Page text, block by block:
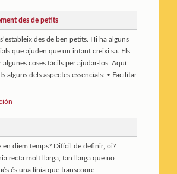
des de petits
des de ben petits. Hi ha alguns
que ajuden que un infant creixi sa. Els
algunes coses fàcils per ajudar-los. Aquí
alguns dels aspectes essencials: • Facilitar
en diem temps? Difícil de definir, oi?
recta molt llarga, tan llarga que no
és una línia que transcoore